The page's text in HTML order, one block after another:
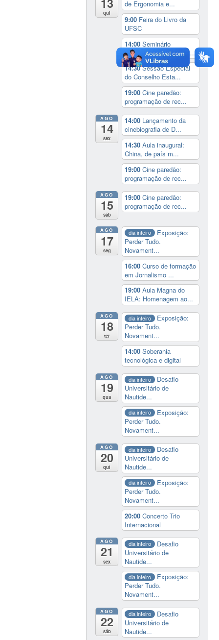
qui
de Ergonomia e...
9:00 Feira do Livro da
UFSC
14:00Seminário
Internacional ‘Ninguém...
14:30Sessão Especial
do Conselho Esta...
19:00Cine paredão:
programação de rec...
AGO
14
sex
14:00 Lançamento da
cinebiografia de D...
14:30Aula inaugural:
China, de país m...
19:00Cine paredão:
programação de rec...
AGO
15
sáb
19:00Cine paredão:
programação de rec...
AGO
17
seg
dia inteiro
Exposição:
Perder Tudo.
Novament...
16:00Curso de formação
em Jornalismo ...
19:00Aula Magna do
IELA: Homenagem ao...
AGO
18
ter
dia inteiro
Exposição:
Perder Tudo.
Novament...
14:00Soberania
tecnológica e digital
AGO
19
qua
dia inteiro
Desafio
Universitário de
Nautide...
dia inteiro
Exposição:
Perder Tudo.
Novament...
AGO
20
qui
dia inteiro
Desafio
Universitário de
Nautide...
dia inteiro
Exposição:
Perder Tudo.
Novament...
20:00Concerto Trio
Internacional
AGO
21
sex
dia inteiro
Desafio
Universitário de
Nautide...
dia inteiro
Exposição:
Perder Tudo.
Novament...
AGO
22
sáb
dia inteiro
Desafio
Universitário de
Nautide...